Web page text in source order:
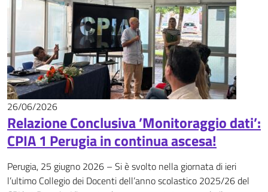
26/06/2026
Relazione Conclusiva ’Monitoraggio dati’:
CPIA 1 Perugia in continua ascesa!
Perugia, 25 giugno 2026 – Si è svolto nella giornata di ieri
l’ultimo Collegio dei Docenti dell’anno scolastico 2025/26 del